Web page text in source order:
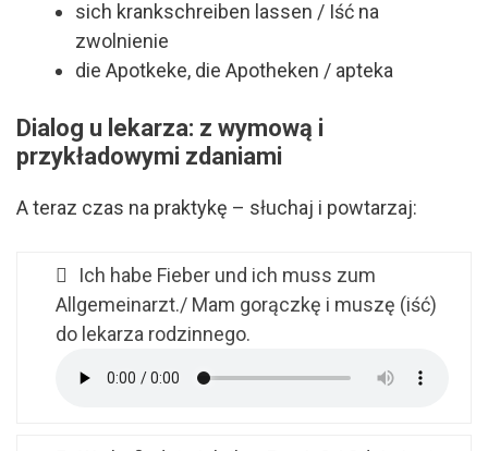
sich krankschreiben lassen / Iść na
zwolnienie
die Apotkeke, die Apotheken / apteka
Dialog u lekarza: z wymową i
przykładowymi zdaniami
A teraz czas na praktykę – słuchaj i powtarzaj:
Ich habe Fieber und ich muss zum
Allgemeinarzt./ Mam gorączkę i muszę (iść)
do lekarza rodzinnego.